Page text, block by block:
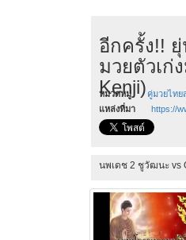
อีกครั้ง!!
มวยตัวเก่
Kenji)
หมวดหมู่
คู่มวยไท
แหล่งที่มา
https://
นพเดช 2 ชูวัฒนะ vs